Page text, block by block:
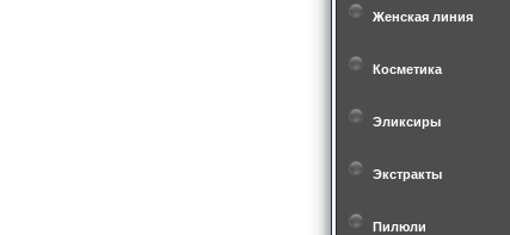
Женская линия
Косметика
Эликсиры
Экстракты
Пилюли